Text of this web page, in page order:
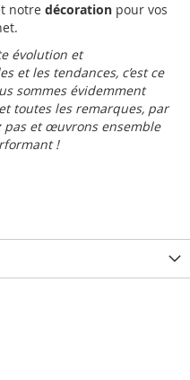
notre décoration pour vos
évolution et
et les tendances, c’est ce
sommes évidemment
toutes les remarques, par
pas et œuvrons ensemble
!